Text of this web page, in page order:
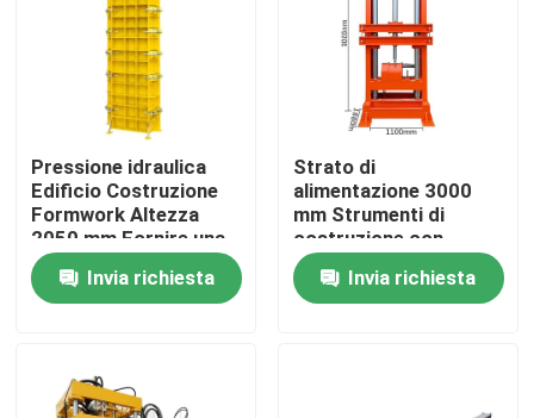
Casa
Su di noi
Pressione idraulica
Edificio Costruzione
Formwork Altezza
2050 mm Fornire una
struttura robusta e
soluzioni di
assemblaggio sul sito
Invia richiesta
Strato di
alimentazione 3000
mm Strumenti di
costruzione con
dimensioni di
contorno 1860 860
1100 mm Adatti a
Invia richiesta